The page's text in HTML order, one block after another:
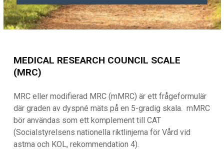
MEDICAL RESEARCH COUNCIL SCALE
(MRC)
MRC eller modifierad MRC (mMRC) är ett frågeformulär
där graden av dyspné mäts på en 5-gradig skala. mMRC
bör användas som ett komplement till CAT
(Socialstyrelsens nationella riktlinjerna för Vård vid
astma och KOL, rekommendation 4).